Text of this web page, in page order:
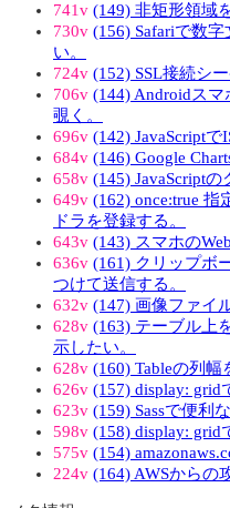
741v (149) 非矩形領域
730v (156) Safariで数
い。
724v (152) SSL接続シ
706v (144) Androidスマ
覗く。
696v (142) JavaScriptで
684v (146) Google
658v (145) JavaScript
649v (162) once:true 指
ドラを登録する。
643v (143) スマホの
636v (161) クリップボ
つけて送信する。
632v (147) 画像ファイ
628v (163) テーブル上
示したい。
628v (160) Tableの列幅
626v (157) display: grid
623v (159) Sassで便利
598v (158) display: grid
575v (154)
224v (164) AWSからの